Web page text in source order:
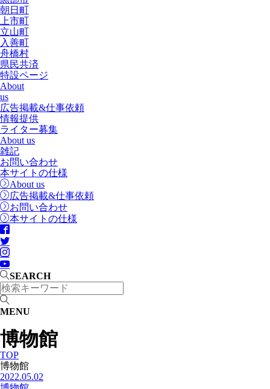
朝日町
上市町
立山町
入善町
舟橋村
県民共済
特設ページ
About
us
広告掲載&仕事依頼
情報提供
ライター募集
About us
雑記
お問い合わせ
本サイトの仕様
About us
広告掲載&仕事依頼
お問い合わせ
本サイトの仕様
SEARCH
MENU
博物館
TOP
博物館
2022.05.02